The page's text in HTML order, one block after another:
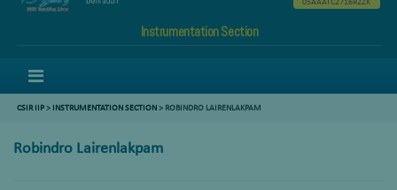
Instrumentation Section
05AAATC2716R2ZK
CSIR IIP> INSTRUMENTATION SECTION> ROBINDRO LAIRENLAKPAM
Robindro Lairenlakpam